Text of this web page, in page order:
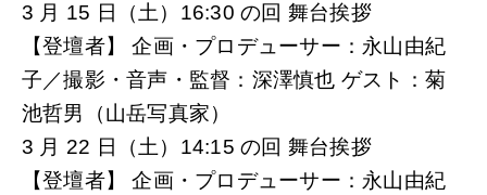
3 月 15 日（土）16:30 の回 舞台挨拶
【登壇者】 企画・プロデューサー：永山由紀
子／撮影・音声・監督：深澤慎也 ゲスト：菊
池哲男（山岳写真家）
3 月 22 日（土）14:15 の回 舞台挨拶
【登壇者】 企画・プロデューサー：永山由紀